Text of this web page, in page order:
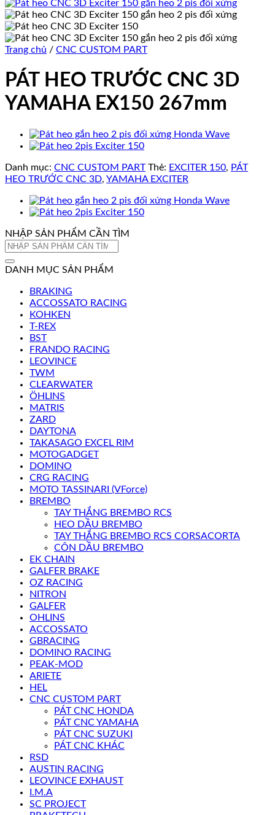
Trang chủ / CNC CUSTOM PART
PÁT HEO TRƯỚC CNC 3D
YAMAHA EX150 267mm
Danh mục: CNC CUSTOM PART Thẻ: EXCITER 150, PÁT
HEO TRƯỚC CNC 3D, YAMAHA EXCITER
NHẬP SẢN PHẨM CẦN TÌM
Tìm
DANH MỤC SẢN PHẨM
BRAKING
ACCOSSATO RACING
KOHKEN
T-REX
BST
FRANDO RACING
LEOVINCE
TWM
CLEARWATER
ÖHLINS
MATRIS
ZARD
DAYTONA
TAKASAGO EXCEL RIM
MOTOGADGET
DOMINO
CRG RACING
MOTO TASSINARI (VForce)
BREMBO
TAY THẮNG BREMBO RCS
HEO DẦU BREMBO
TAY THẮNG BREMBO RCS CORSACORTA
CÔN DẦU BREMBO
EK CHAIN
GALFER BRAKE
OZ RACING
NITRON
GALFER
OHLINS
ACCOSSATO
GBRACING
DOMINO RACING
PEAK-MOD
ARIETE
HEL
CNC CUSTOM PART
PÁT CNC HONDA
PÁT CNC YAMAHA
PÁT CNC SUZUKI
PÁT CNC KHÁC
RSD
AUSTIN RACING
LEOVINCE EXHAUST
I.M.A
SC PROJECT